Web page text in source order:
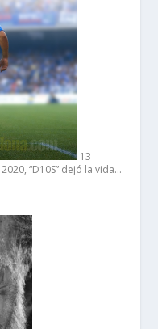
13
“D10S” dejó la vida…